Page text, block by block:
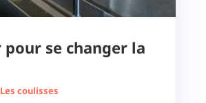
se changer la
Les coulisses